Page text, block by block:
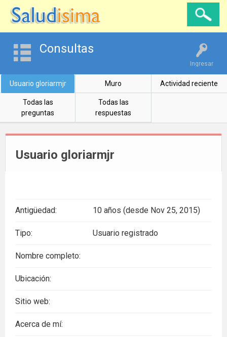
Ingresar
Consultas
Usuario gloriarmjr Muro Actividad reciente
Todas las
preguntas
Todas las
respuestas
Usuario gloriarmjr
Antigüedad: 10 años (desde Nov 25, 2015)
Tipo: Usuario registrado
Nombre completo:
Ubicación:
Sitio web:
Acerca de mí: